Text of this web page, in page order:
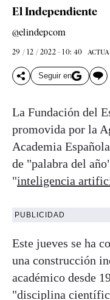
El Independiente
@elindepcom
29 / 12 / 2022 - 10: 40
Seguir en
La Fundación del
promovida por la
Academia
de "palabra del
"inteligencia
PUBLICIDAD
Este jueves se ha
una construcción
académico desde
"disciplina